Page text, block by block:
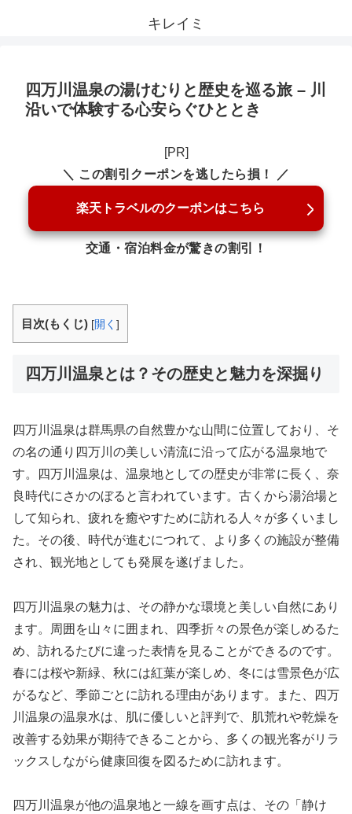
キレイミ
四万川温泉の湯けむりと歴史を巡る旅 – 川
沿いで体験する心安らぐひととき
[PR]
＼ この割引クーポンを逃したら損！ ／
楽天トラベルのクーポンはこちら
交通・宿泊料金が驚きの割引！
目次(もくじ) [開く ]
四万川温泉とは？その歴史と魅力を深掘り
四万川温泉は群馬県の自然豊かな山間に位置しており、そ
の名の通り四万川の美しい清流に沿って広がる温泉地で
す。四万川温泉は、温泉地としての歴史が非常に長く、奈
良時代にさかのぼると言われています。古くから湯治場と
して知られ、疲れを癒やすために訪れる人々が多くいまし
た。その後、時代が進むにつれて、より多くの施設が整備
され、観光地としても発展を遂げました。
四万川温泉の魅力は、その静かな環境と美しい自然にあり
ます。周囲を山々に囲まれ、四季折々の景色が楽しめるた
め、訪れるたびに違った表情を見ることができるのです。
春には桜や新緑、秋には紅葉が楽しめ、冬には雪景色が広
がるなど、季節ごとに訪れる理由があります。また、四万
川温泉の温泉水は、肌に優しいと評判で、肌荒れや乾燥を
改善する効果が期待できることから、多くの観光客がリラ
ックスしながら健康回復を図るために訪れます。
四万川温泉が他の温泉地と一線を画す点は、その「静け